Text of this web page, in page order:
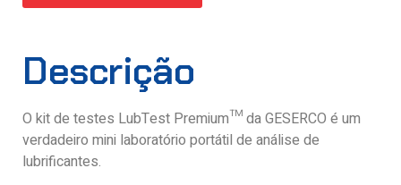
Descrição
O kit de testes LubTest Premium™ da GESERCO é um
verdadeiro mini laboratório portátil de análise de
lubrificantes.